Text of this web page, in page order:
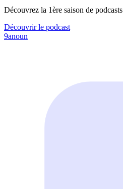
Découvrez la 1ère saison de podcasts
Découvrir le podcast
9anoun